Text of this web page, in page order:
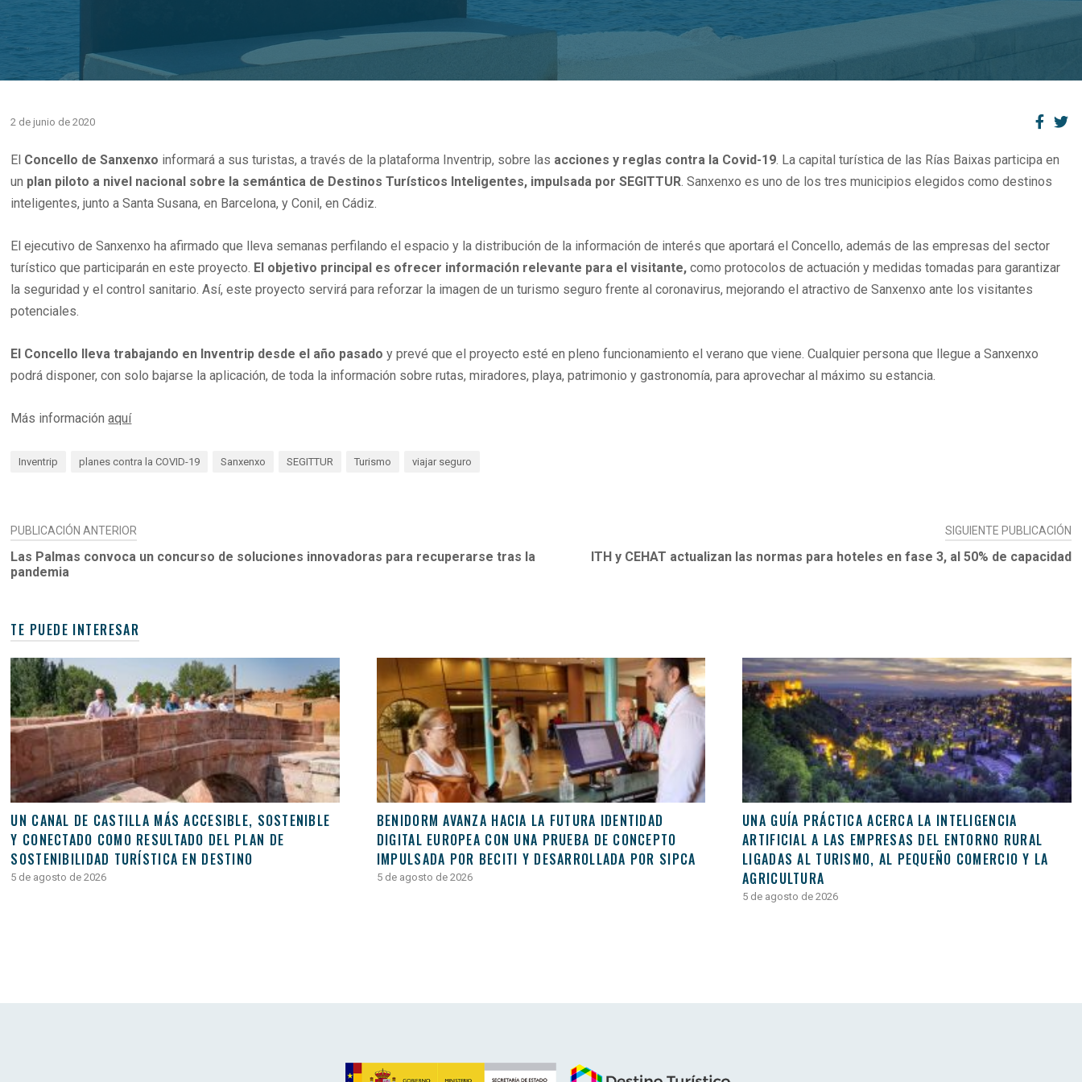
2 de junio de 2020
El Concello de Sanxenxo informará a sus turistas, a través de la plataforma Inventrip, sobre las acciones y reglas contra la Covid-19. La capital turística de las Rías Baixas participa en
un plan piloto a nivel nacional sobre la semántica de Destinos Turísticos Inteligentes, impulsada por SEGITTUR. Sanxenxo es uno de los tres municipios elegidos como destinos
inteligentes, junto a Santa Susana, en Barcelona, y Conil, en Cádiz.
El ejecutivo de Sanxenxo ha afirmado que lleva semanas perfilando el espacio y la distribución de la información de interés que aportará el Concello, además de las empresas del sector
turístico que participarán en este proyecto. El objetivo principal es ofrecer información relevante para el visitante, como protocolos de actuación y medidas tomadas para garantizar
la seguridad y el control sanitario. Así, este proyecto servirá para reforzar la imagen de un turismo seguro frente al coronavirus, mejorando el atractivo de Sanxenxo ante los visitantes
potenciales.
El Concello lleva trabajando en Inventrip desde el año pasado y prevé que el proyecto esté en pleno funcionamiento el verano que viene. Cualquier persona que llegue a Sanxenxo
podrá disponer, con solo bajarse la aplicación, de toda la información sobre rutas, miradores, playa, patrimonio y gastronomía, para aprovechar al máximo su estancia.
Más informaciónaquí
Inventrip planes contra la COVID-19 Sanxenxo SEGITTUR Turismo viajar seguro
NAVEGACIÓN
DE
ENTRADAS
PUBLICACIÓN ANTERIOR
Las Palmas convoca un concurso de soluciones innovadoras para recuperarse tras la
pandemia
SIGUIENTE PUBLICACIÓN
ITH y CEHAT actualizan las normas para hoteles en fase 3, al 50% de capacidad
TE PUEDE INTERESAR
UN CANAL DE CASTILLA MÁS ACCESIBLE, SOSTENIBLE
Y CONECTADO COMO RESULTADO DEL PLAN DE
SOSTENIBILIDAD TURÍSTICA EN DESTINO
5 de agosto de 2026
BENIDORM AVANZA HACIA LA FUTURA IDENTIDAD
DIGITAL EUROPEA CON UNA PRUEBA DE CONCEPTO
IMPULSADA POR BECITI Y DESARROLLADA POR SIPCA
5 de agosto de 2026
UNA GUÍA PRÁCTICA ACERCA LA INTELIGENCIA
ARTIFICIAL A LAS EMPRESAS DEL ENTORNO RURAL
LIGADAS AL TURISMO, AL PEQUEÑO COMERCIO Y LA
AGRICULTURA
5 de agosto de 2026